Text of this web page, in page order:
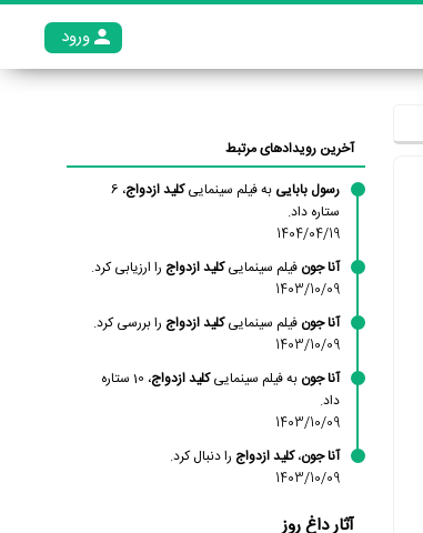
ورود
آخرین رویدادهای مرتبط
رسول بابایی به فیلم سینماییکلید ازدواج ، 6
ستاره داد.
1404/04/19
آنا جون فیلم سینماییکلید ازدواج را ارزیابی کرد.
1403/10/09
آنا جون فیلم سینماییکلید ازدواج را بررسی کرد.
1403/10/09
آنا جون به فیلم سینماییکلید ازدواج
، 10 ستاره
داد.
1403/10/09
آنا جون،کلید ازدواج را دنبال کرد.
1403/10/09
آثار داغ روز